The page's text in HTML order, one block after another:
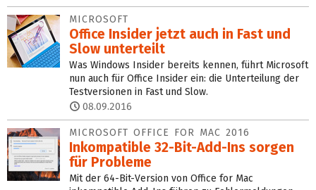
MICROSOFT
Office Insider jetzt auch in Fast und
Slow unterteilt
Was Windows Insider bereits kennen, führt Microsoft
nun auch für Office Insider ein: die Unterteilung der
Testversionen in Fast und Slow.
08.09.2016
MICROSOFT OFFICE FOR MAC 2016
Inkompatible 32-Bit-Add-Ins sorgen
für Probleme
Mit der 64-Bit-Version von Office for Mac